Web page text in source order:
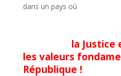
dans un pays où
la Justice
les valeurs
République !